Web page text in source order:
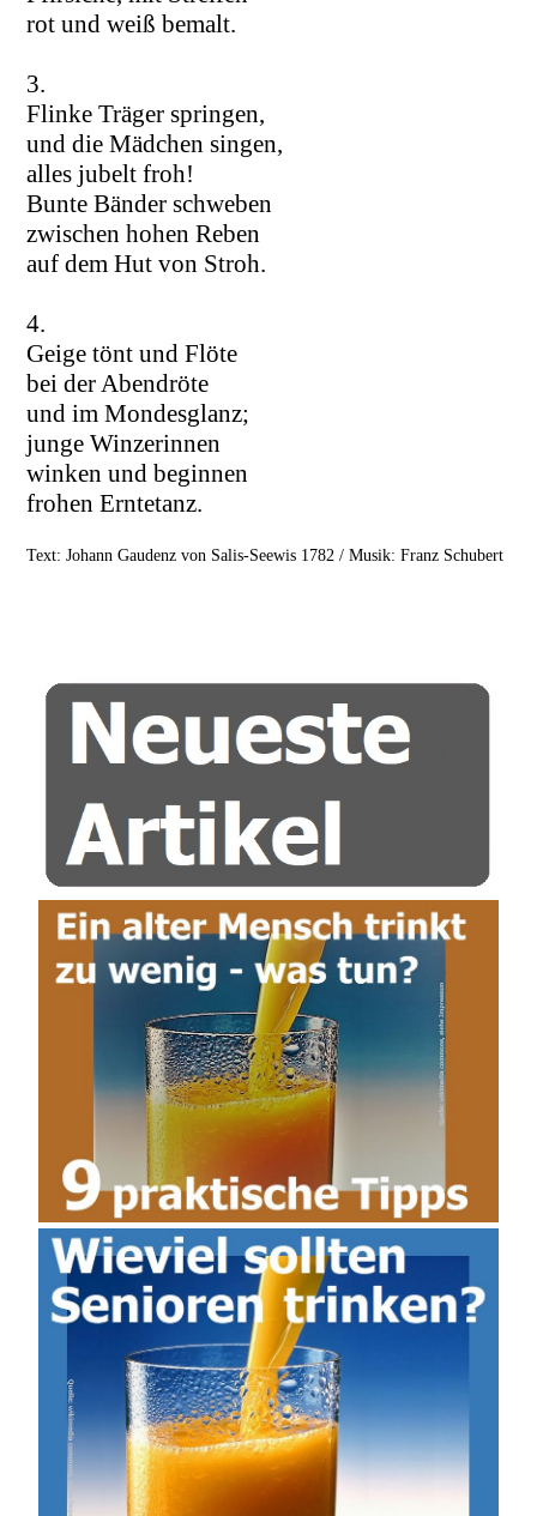
rot und weiß bemalt.
3.
Flinke Träger springen,
und die Mädchen singen,
alles jubelt froh!
Bunte Bänder schweben
zwischen hohen Reben
auf dem Hut von Stroh.
4.
Geige tönt und Flöte
bei der Abendröte
und im Mondesglanz;
junge Winzerinnen
winken und beginnen
frohen Erntetanz.
Text: Johann Gaudenz von Salis-Seewis 1782 / Musik: Franz Schubert